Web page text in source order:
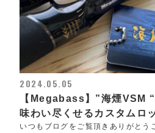
2024.05.05
【Megabass】”海煙VSM
味わい尽くせるカスタムロ
いつもブログをご覧頂きありがとう